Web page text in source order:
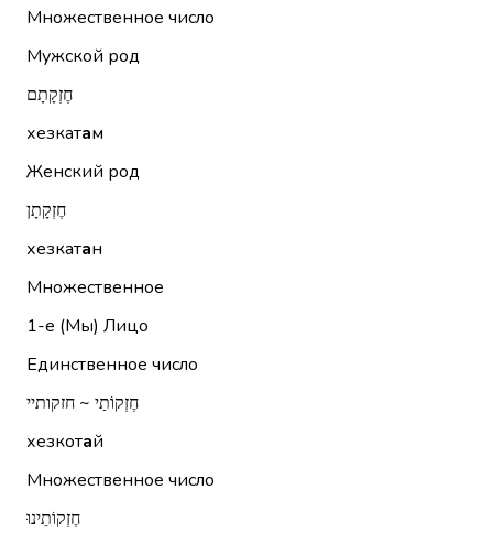
Множественное число
Мужской род
חֶזְקָתָם
хезкатам
Женский род
חֶזְקָתָן
хезкатан
Множественное
1-е (Мы) Лицо
Единственное число
חֶזְקוֹתַי ~ חזקותיי
хезкотай
Множественное число
חֶזְקוֹתֵינוּ